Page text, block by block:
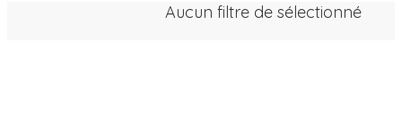
Aucun filtre de sélectionné